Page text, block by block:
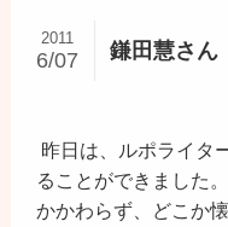
鎌田慧さん
2011
6/07
昨日は、ルポライタ
ることができました
かかわらず、どこか